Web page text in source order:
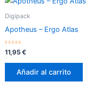
Digipack
Apotheus – Ergo Atlas
Valorado
con
0
11,95€
Añadir al carrito